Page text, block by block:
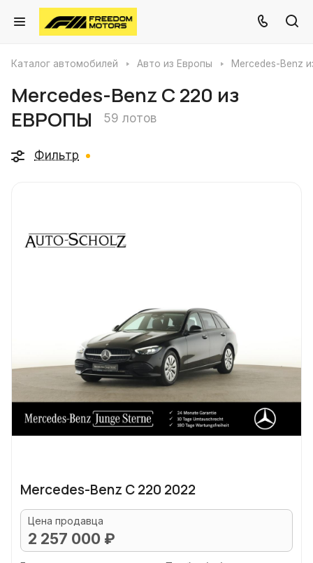
Каталог автомобилей Авто из Европы Mercedes-Benz
Mercedes-Benz C 220 из
ЕВРОПЫ
59 лотов
Фильтр
Mercedes-Benz C 220 2022
Цена продавца
2 257 000 ₽